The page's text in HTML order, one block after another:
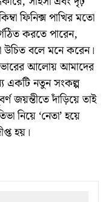
ফিনিক্স পাখির মতো
করতে পারেন,
উচিত বলে মনে করেন।
ভোরের আলোয় আমাদের
একটি নতুন সংকল্প
জয়ন্তীতে দাঁড়িয়ে তাই
নিয়ে ‘নেতা’ হয়ে
হয়।